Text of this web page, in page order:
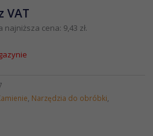
VAT
najniższa cena: 9,43 zł.
Narzędzia do obróbki